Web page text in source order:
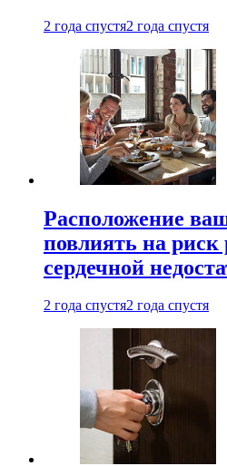
2 года спустя2 года спустя
Расположение
повлиять на риск
сердечной
2 года спустя2 года спустя